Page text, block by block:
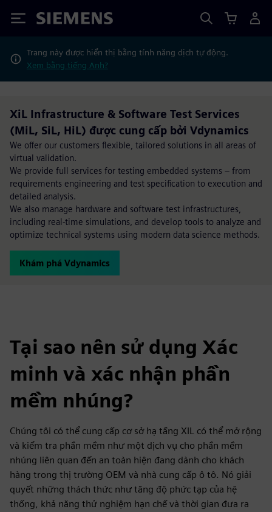
Siemens
Trang này được hiển thị bằng tính năng dịch tự động.
Xem bằng tiếng Anh?
XiL Infrastructure & Software Test Services
(MiL, SiL, HiL) được cung cấp bởi Vdynamics
We offer our customers flexible, tailored solutions in all areas of
virtual validation.
We provide full services for testing embedded systems – from
requirements engineering and test specification to execution and
detailed analysis.
We also manage hardware and software test infrastructures,
including real-time simulations, and develop tools to analyze and
optimize technical systems using modern data science methods.
Khám phá Vdynamics
Tại sao nên sử dụng Xác
minh và xác nhận phần
mềm nhúng?
Chúng tôi có thể cung cấp cơ sở hạ tầng XIL có thể mở rộng
và kiểm tra phần mềm như một dịch vụ cho phần mềm
nhúng liên quan đến an toàn hiện đang dành cho khách
hàng trong thị trường OEM và nhà cung cấp ô tô. Nó giải
quyết những thách thức như tăng độ phức tạp của hệ
thống, khả năng thử nghiệm hạn chế và thời gian đưa ra